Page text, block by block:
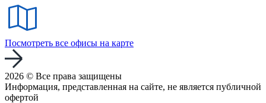
Посмотреть все офисы на карте
2026 © Все права защищены
Информация, представленная на сайте, не является публичной
офертой